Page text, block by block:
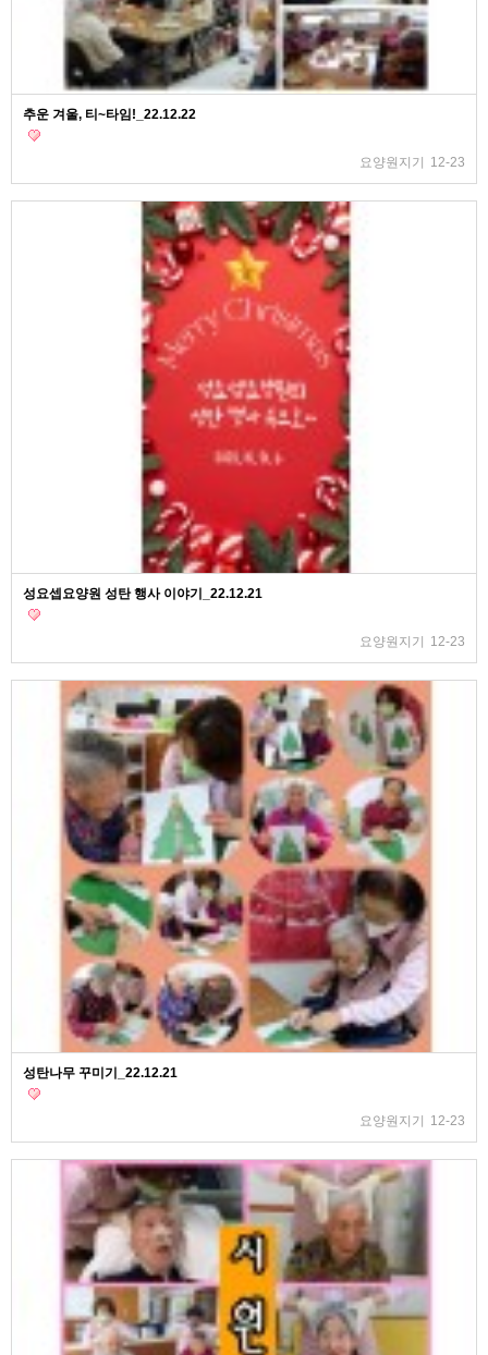
추운 겨울, 티~타임!_22.12.22
요양원지기 12-23
성요셉요양원 성탄 행사 이야기_22.12.21
요양원지기 12-23
성탄나무 꾸미기_22.12.21
요양원지기 12-23